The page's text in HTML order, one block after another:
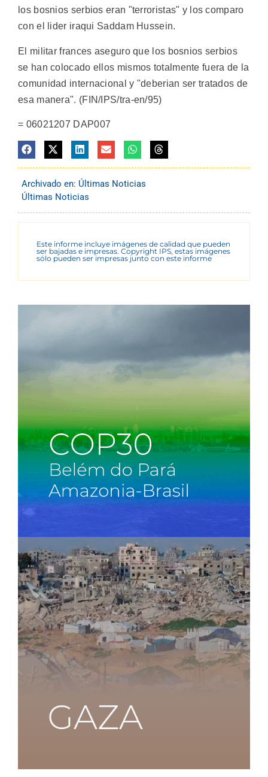
los bosnios serbios eran "terroristas" y los comparo
con el lider iraqui Saddam Hussein.
El militar frances aseguro que los bosnios serbios
se han colocado ellos mismos totalmente fuera de la
comunidad internacional y "deberian ser tratados de
esa manera". (FIN/IPS/tra-en/95)
= 06021207 DAP007
Archivado en: Últimas Noticias
Últimas Noticias
Este informe incluye imágenes de calidad que pueden
ser bajadas e impresas. Copyright IPS, estas imágenes
sólo pueden ser impresas junto con este informe